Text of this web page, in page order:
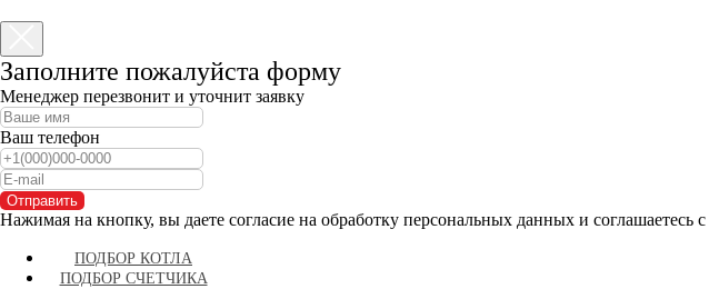
Заполните пожалуйста форму
Менеджер перезвонит и уточнит заявку
Ваш телефон
Отправить
Нажимая на кнопку, вы даете согласие на обработку персональных данных и соглашаетесь c
ПОДБОР КОТЛА
ПОДБОР СЧЕТЧИКА